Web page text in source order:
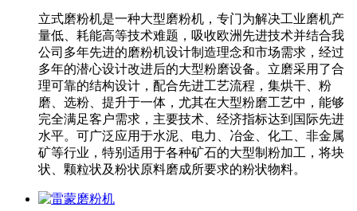
立式磨粉机是一种大型磨粉机，专门为解决工业磨机产
量低、耗能高等技术难题，吸收欧洲先进技术并结合我
公司多年先进的磨粉机设计制造理念和市场需求，经过
多年的潜心设计改进后的大型粉磨设备。立磨采用了合
理可靠的结构设计，配合先进工艺流程，集烘干、粉
磨、选粉、提升于一体，尤其在大型粉磨工艺中，能够
完全满足客户需求，主要技术、经济指标达到国际先进
水平。可广泛应用于水泥、电力、冶金、化工、非金属
矿等行业，特别适用于各种矿石的大型制粉加工，将块
状、颗粒状及粉状原料磨成所要求的粉状物料。